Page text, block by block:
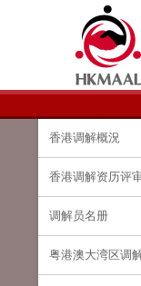
香港调解概況
香港调解资历评
调解员名册
粤港澳大湾区调